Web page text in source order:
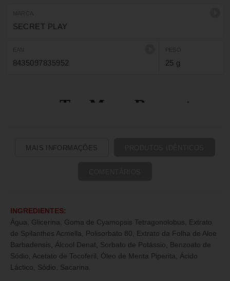
SECRET PLAY
8435097835952 25 g
MAIS INFORMAÇÕES
INGREDIENTES:
Água, Glicerina, Goma de Cyamopsis Tetragonolobus, Extrato
de Spilanthes Acmella, Polisorbato 80, Extrato da Folha de Aloe
Barbadensis, Álcool Denat, Sorbato de Potássio, Benzoato de
Sódio, Acetato de Tocoferil, Óleo de Menta Piperita, Ácido
Láctico, Sódio, Sacarina.